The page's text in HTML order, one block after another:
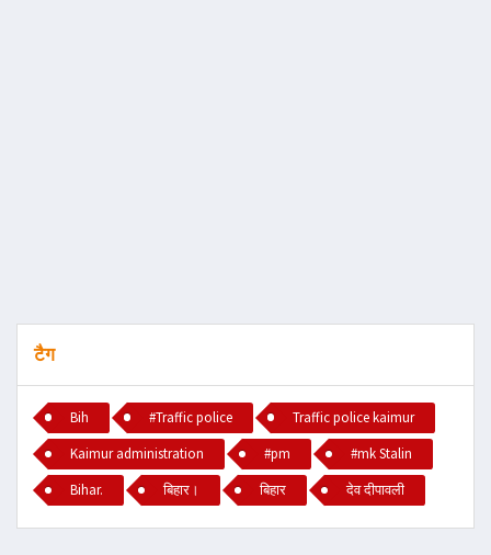
टैग
Bih #Traffic police
Traffic police kaimur
Kaimur administration
#pm
#mk Stalin
Bihar.
बिहार। बिहार देव दीपावली